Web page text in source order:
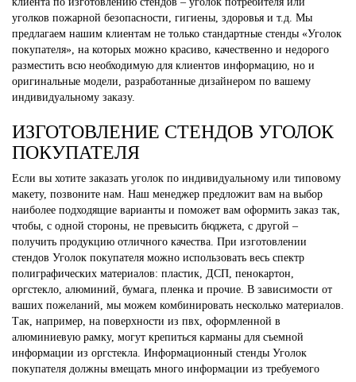
уголков пожарной безопасности, гигиены, здоровья и т.д. Мы
предлагаем нашим клиентам не только стандартные стенды «Уголок
покупателя», на которых можно красиво, качественно и недорого
разместить всю необходимую для клиентов информацию, но и
оригинальные модели, разработанные дизайнером по вашему
индивидуальному заказу.
ИЗГОТОВЛЕНИЕ СТЕНДОВ УГОЛОК
ПОКУПАТЕЛЯ
Если вы хотите заказать уголок по индивидуальному или типовому
макету, позвоните нам. Наш менеджер предложит вам на выбор
наиболее подходящие варианты и поможет вам оформить заказ так,
чтобы, с одной стороны, не превысить бюджета, с другой –
получить продукцию отличного качества. При изготовлении
стендов Уголок покупателя можно использовать весь спектр
полиграфических материалов: пластик, ДСП, пенокартон,
оргстекло, алюминий, бумага, пленка и прочие. В зависимости от
ваших пожеланий, мы можем комбинировать несколько материалов.
Так, например, на поверхности из пвх, оформленной в
алюминиевую рамку, могут крепиться карманы для съемной
информации из оргстекла. Информационный стенды Уголок
покупателя должны вмещать много информации из требуемого